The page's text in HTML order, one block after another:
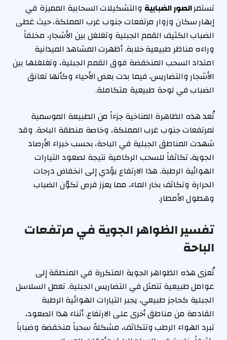
تستمرالصور الضبابية والتشكيلات السحابية المميزة في
إبهار سكان وزوار مرتفعات جنوب غرب المملكة، حيث غطى
الضباب الكثيف القمم الجبلية وتغلغل بين الأشجار، مخلفاً
وراءه مناظر طبيعية خلابة. أظهرت المشاهد الميدانية
امتداد السحب المنخفضة فوق القمم الجبلية، وتغلغلها بين
الأشجار والتضاريس، فيما بدت بعض الأحياء وكأنها تعانق
الضباب في لوحة طبيعية متكاملة.
تُعد هذه الظاهرة المناخية جزءاً من الطبيعة الموسمية
لمرتفعات جنوب غرب المملكة، وخاصة منطقة الباحة. وقد
شهدت المناطق الجبلية في الباحة، بحسب خبراء الأرصاد
الجوية، تكاثفاً للسحب الركامية نتيجة لصعود التيارات
الهوائية الرطبة. هذا الارتفاع يؤدي إلى انخفاض درجات
الحرارة وتكاثف بخار الماء، مما يعزز فرص تكوّن الضباب
وهطول الأمطار.
تفسير الظواهر الجوية في مرتفعات
الباحة
تُعزى هذه الظواهر الجوية المتكررة في المنطقة إلى
عوامل طبيعية تتمثل في التضاريس الجبلية. تعمل السلاسل
الجبلية كحاجز طبيعي، يجبر التيارات الهوائية الرطبة
القادمة من مناطق أخرى على الارتفاع. أثناء هذا الصعود،
تبرد الهواء الرطب وتتكاثف، مشكلةً سحباً منخفضة وضباباً